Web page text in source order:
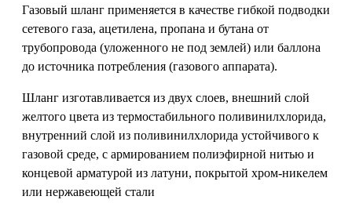
Газовый шланг применяется в качестве гибкой подводки
сетевого газа, ацетилена, пропана и бутана от
трубопровода (уложенного не под землей) или баллона
до источника потребления (газового аппарата).
Шланг изготавливается из двух слоев, внешний слой
желтого цвета из термостабильного поливинилхлорида,
внутренний слой из поливинилхлорида устойчивого к
газовой среде, с армированием полиэфирной нитью и
концевой арматурой из латуни, покрытой хром-никелем
или нержавеющей стали